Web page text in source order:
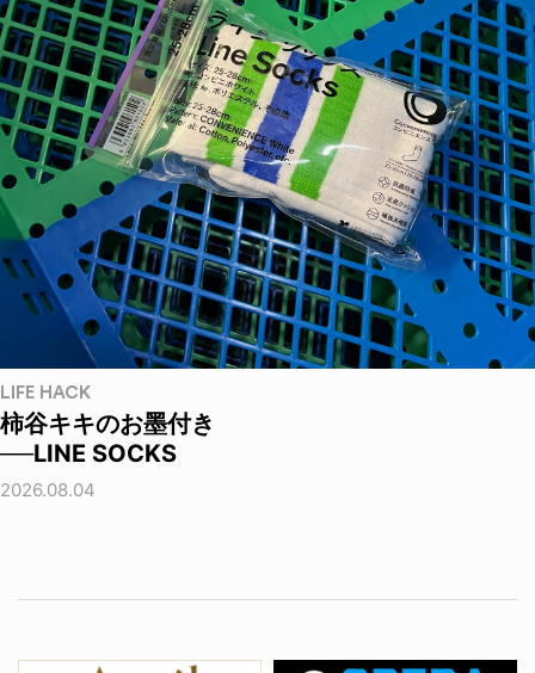
LIFE HACK
柿谷キキのお墨付き
──LINE SOCKS
2026.08.04